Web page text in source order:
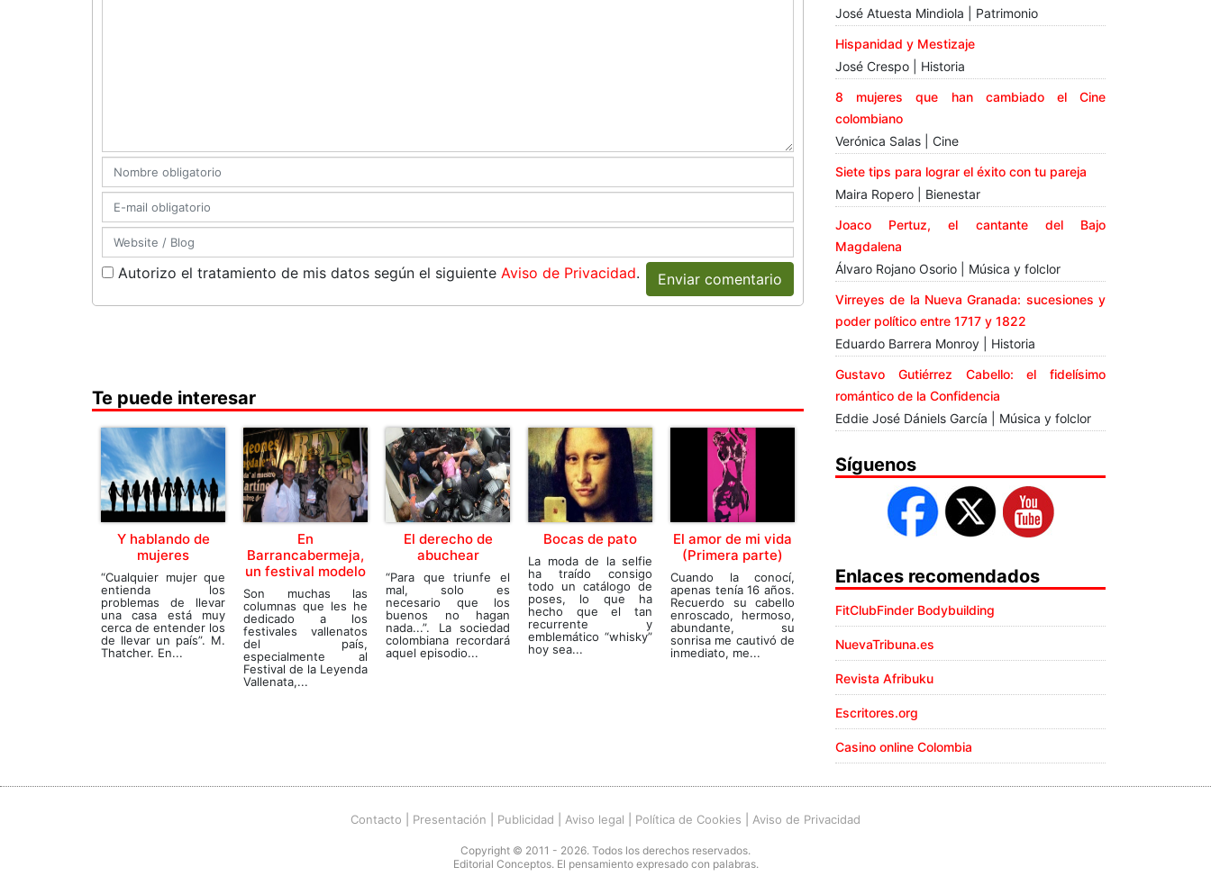
Autorizo el tratamiento de mis datos según el siguiente Aviso de Privacidad. Enviar comentario
Te puede interesar
Y hablando de
mujeres
“Cualquier mujer que
entienda los
problemas de llevar
una casa está muy
cerca de entender los
de llevar un país”. M.
Thatcher. En...
En
Barrancabermeja,
un festival modelo
Son muchas las
columnas que les he
dedicado a los
festivales vallenatos
del país,
especialmente al
Festival de la Leyenda
Vallenata,...
El derecho de
abuchear
“Para que triunfe el
mal, solo es
necesario que los
buenos no hagan
nada...”. La sociedad
colombiana recordará
aquel episodio...
Bocas de pato
La moda de la selfie
ha traído consigo
todo un catálogo de
poses, lo que ha
hecho que el tan
recurrente y
emblemático “whisky”
hoy sea...
El amor de mi vida
(Primera parte)
Cuando la conocí,
apenas tenía 16 años.
Recuerdo su cabello
enroscado, hermoso,
abundante, su
sonrisa me cautivó de
inmediato, me...
José Atuesta Mindiola | Patrimonio
Hispanidad y Mestizaje
José Crespo | Historia
8 mujeres que han cambiado el Cine
colombiano
Verónica Salas | Cine
Siete tips para lograr el éxito con tu pareja
Maira Ropero | Bienestar
Joaco Pertuz, el cantante del Bajo
Magdalena
Álvaro Rojano Osorio | Música y folclor
Virreyes de la Nueva Granada: sucesiones y
poder político entre 1717 y 1822
Eduardo Barrera Monroy | Historia
Gustavo Gutiérrez Cabello: el fidelísimo
romántico de la Confidencia
Eddie José Dániels García | Música y folclor
Síguenos
Enlaces recomendados
FitClubFinder Bodybuilding
NuevaTribuna.es
Revista Afribuku
Escritores.org
Casino online Colombia
Contacto Presentación Publicidad Aviso legal Política de Cookies Aviso de Privacidad
Copyright © 2011 - 2026. Todos los derechos reservados.
Editorial Conceptos. El pensamiento expresado con palabras.